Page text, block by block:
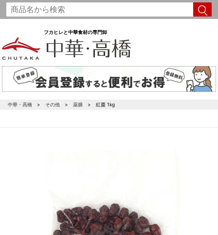
フカヒレと中華食材の専門卸
中華・高橋 その他 薬膳 紅棗 1kg